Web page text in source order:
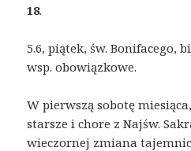
18.
5.6, piątek, św. Bonifacego,
wsp. obowiązkowe.
W pierwszą sobotę
starsze i chore z Najśw.
wieczornej zmiana